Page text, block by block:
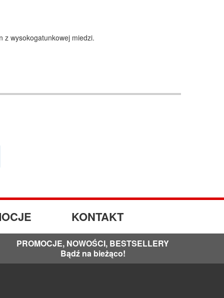
z wysokogatunkowej miedzi.
KONTAKT
PROMOCJE, NOWOŚCI, BESTSELLERY
Bądź na bieżąco!